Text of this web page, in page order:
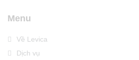
Menu
Về Levica
Dịch vụ